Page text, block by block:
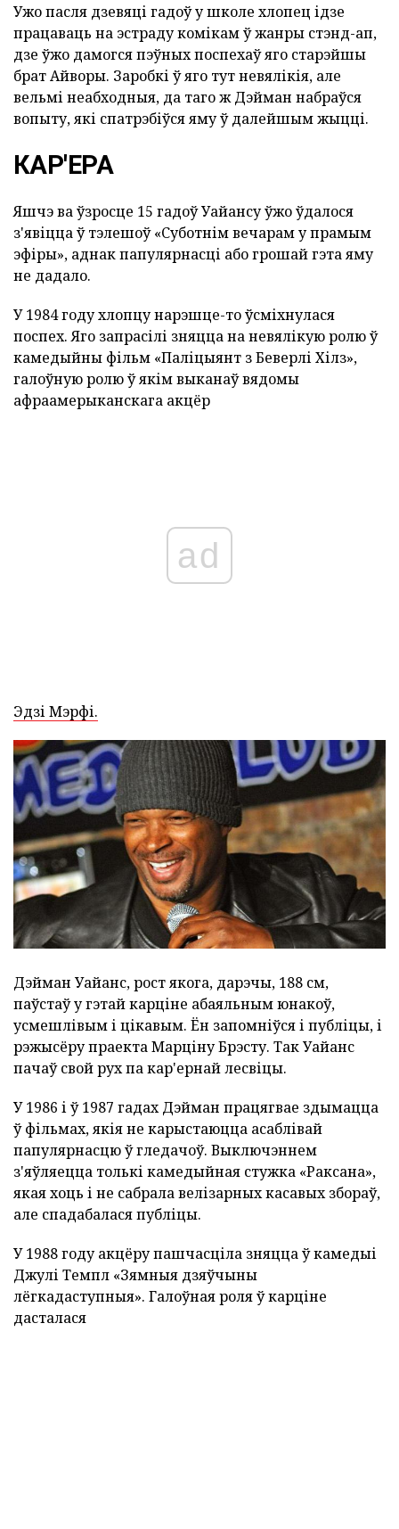
Ужо пасля дзевяці гадоў у школе хлопец ідзе
працаваць на эстраду комікам ў жанры стэнд-ап,
дзе ўжо дамогся пэўных поспехаў яго старэйшы
брат Айворы. Заробкі ў яго тут невялікія, але
вельмі неабходныя, да таго ж Дэйман набраўся
вопыту, які спатрэбіўся яму ў далейшым жыцці.
КАР'ЕРА
Яшчэ ва ўзросце 15 гадоў Уайансу ўжо ўдалося
з'явіцца ў тэлешоў «Суботнім вечарам у прамым
эфіры», аднак папулярнасці або грошай гэта яму
не дадало.
У 1984 году хлопцу нарэшце-то ўсміхнулася
поспех. Яго запрасілі зняцца на невялікую ролю ў
камедыйны фільм «Паліцыянт з Беверлі Хілз»,
галоўную ролю ў якім выканаў вядомы
афраамерыканскага акцёр
ad
Эдзі Мэрфі.
Дэйман Уайанс, рост якога, дарэчы, 188 см,
паўстаў у гэтай карціне абаяльным юнакоў,
усмешлівым і цікавым. Ён запомніўся і публіцы, і
рэжысёру праекта Марціну Брэсту. Так Уайанс
пачаў свой рух па кар'ернай лесвіцы.
У 1986 і ў 1987 гадах Дэйман працягвае здымацца
ў фільмах, якія не карыстаюцца асаблівай
папулярнасцю ў гледачоў. Выключэннем
з'яўляецца толькі камедыйная стужка «Раксана»,
якая хоць і не сабрала велізарных касавых збораў,
але спадабалася публіцы.
У 1988 году акцёру пашчасціла зняцца ў камедыі
Джулі Темпл «Зямныя дзяўчыны
лёгкадаступныя». Галоўная роля ў карціне
дасталася